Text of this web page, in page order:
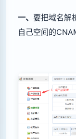
一、 要把域名解
自己空间的